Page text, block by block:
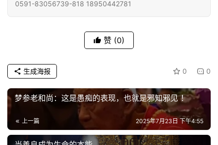
佛
教
艺
术
政
0591-83056739-818 18950442781
赞 (0)
0 0
生成海报
梦参老和尚：这是愚痴的表现，也就是邪知邪见 ！
上一篇 2025年7月23日 下午4:55